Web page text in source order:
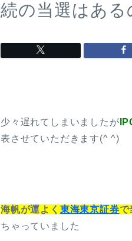
続の当選はある
少々遅れてしまいましたが
表させていただきます(^ ^)
海帆が運よく 東海東京証券で
ちゃっていました